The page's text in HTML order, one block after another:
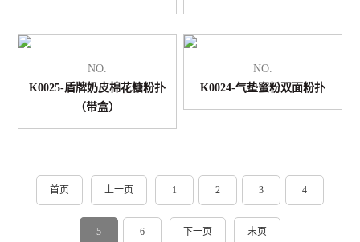
NO.
K0025-盾牌奶皮棉花糖粉扑
（带盒）
NO.
K0024-气垫蜜粉双面粉扑
首页 上一页 1 2 3 4
5 6 下一页 末页